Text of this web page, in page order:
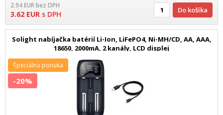
2.94EURbez DPH
3.62 EUR s DPH Do košíka
Solight nabíjačka batérií Li-Ion, LiFePO4, Ni-MH/CD, AA, AAA,
18650, 2000mA, 2 kanály, LCD displej
Špeciálna ponuka
-20%